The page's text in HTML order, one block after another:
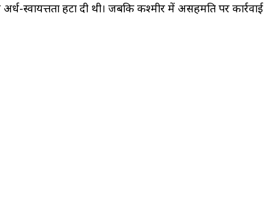
स्वायत्तता हटा दी थी। जबकि कश्मीर में असहमति पर कार्रवाई